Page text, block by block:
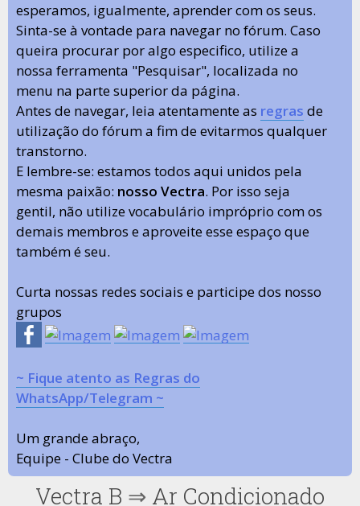
esperamos, igualmente, aprender com os seus.
Sinta-se à vontade para navegar no fórum. Caso
queira procurar por algo especifico, utilize a
nossa ferramenta "Pesquisar", localizada no
menu na parte superior da página.
Antes de navegar, leia atentamente as regras de
utilização do fórum a fim de evitarmos qualquer
transtorno.
E lembre-se: estamos todos aqui unidos pela
mesma paixão: nosso Vectra. Por isso seja
gentil, não utilize vocabulário impróprio com os
demais membros e aproveite esse espaço que
também é seu.
Curta nossas redes sociais e participe dos nosso
grupos
~ Fique atento as Regras do
WhatsApp/Telegram ~
Um grande abraço,
Equipe - Clube do Vectra
Vectra B ⇒ Ar Condicionado